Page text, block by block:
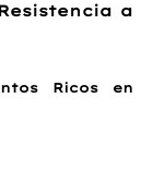
a
Ricos en